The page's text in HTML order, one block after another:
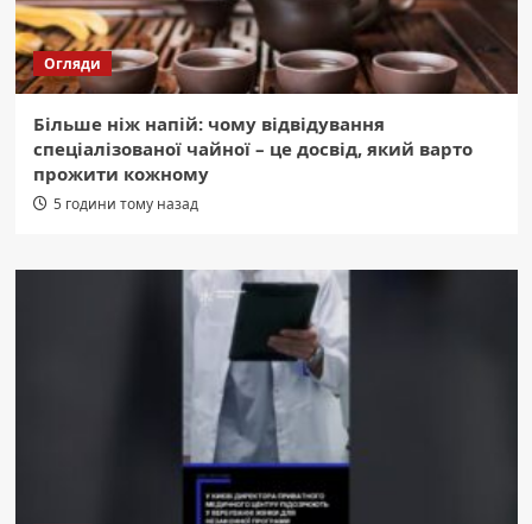
Огляди
Більше ніж напій: чому відвідування
спеціалізованої чайної – це досвід, який варто
прожити кожному
5 години тому назад